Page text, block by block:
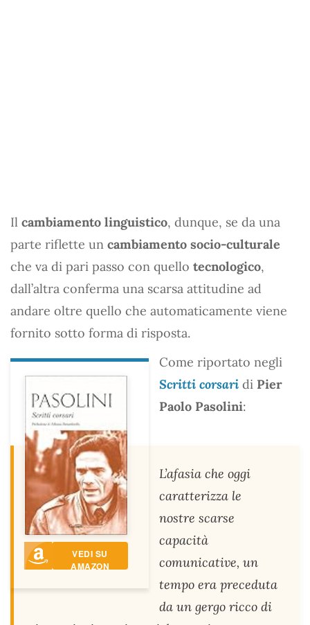
Il cambiamento linguistico, dunque, se da una
parte riflette un cambiamento socio-culturale
che va di pari passo con quello tecnologico,
dall’altra conferma una scarsa attitudine ad
andare oltre quello che automaticamente viene
fornito sotto forma di risposta.
VEDI SU
AMAZON
Come riportato negli
Scritti corsari di Pier
Paolo Pasolini:
L’afasia che oggi
caratterizza le
nostre scarse
capacità
comunicative, un
tempo era preceduta
da un gergo ricco di